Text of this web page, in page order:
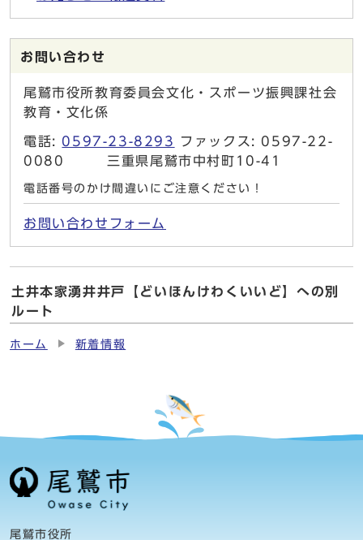
お問い合わせ
尾鷲市役所教育委員会文化・スポーツ振興課社会
教育・文化係
電話: 0597-23-8293
ファックス: 0597-22-
0080 三重県尾鷲市中村町10-41
電話番号のかけ間違いにご注意ください！
お問い合わせフォーム
土井本家湧井井戸【どいほんけわくいいど】への別
ルート
ホーム 新着情報
尾鷲市役所